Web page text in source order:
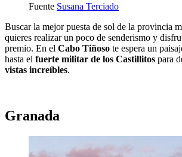
Fuente Susana Terciado
Buscar la mejor puesta de sol de la provincia
quieres realizar un poco de senderismo y
premio. En el Cabo Tiñoso te espera un
hasta el fuerte militar de los Castillitos para
vistas increíbles.
Granada